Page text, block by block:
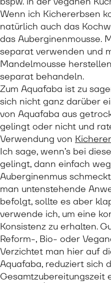
Wenn ich Kichererbsen
natürlich auch das
das Auberginenmousse.
separat verwenden und
Mandelmousse
separat behandeln.
Zum Aquafaba ist zu
sich nicht ganz darüber
von Aquafaba aus
gelingt oder nicht und
Verwendung von
Ich sage, wenn’s bei
gelingt, dann einfach
Auberginenmus
man untenstehende
befolgt, sollte es aber
verwende ich, um eine
Konsistenz zu erhalten.
Reform-, Bio- oder
Verzichtet man hier auf
Aquafaba, reduziert sich
Gesamtzubereitungszeit